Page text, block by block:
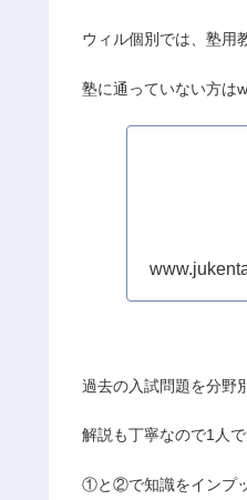
ウィル個別では、塾用
塾に通っていない方は
過去の入試問題を分野
解説も丁寧なので1人
①と②で知識をインプ